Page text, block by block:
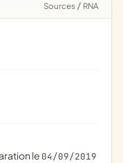
Sources / RNA
le 04/09/2019